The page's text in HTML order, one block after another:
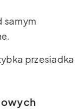
samym
przesiadka